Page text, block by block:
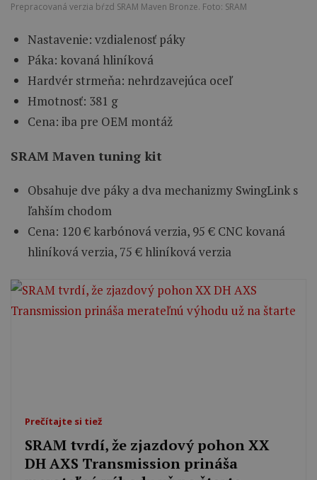
Prepracovaná verzia bŕzd SRAM Maven Bronze. Foto: SRAM
Nastavenie: vzdialenosť páky
Páka: kovaná hliníková
Hardvér strmeňa: nehrdzavejúca oceľ
Hmotnosť: 381 g
Cena: iba pre OEM montáž
SRAM Maven tuning kit
Obsahuje dve páky a dva mechanizmy SwingLink s
ľahším chodom
Cena: 120 € karbónová verzia, 95 € CNC kovaná
hliníková verzia, 75 € hliníková verzia
Prečítajte si tiež
SRAM tvrdí, že zjazdový pohon XX
DH AXS Transmission prináša